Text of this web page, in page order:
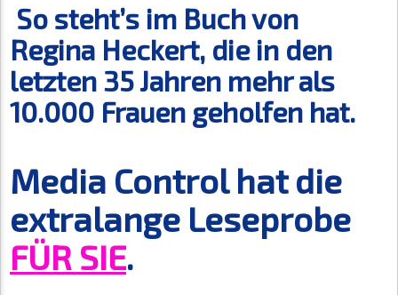
So steht’s im Buch von
Regina Heckert, die in den
letzten 35 Jahren mehr als
10.000 Frauen geholfen hat.
Media Control hat die
extralange Leseprobe
FÜR SIE.